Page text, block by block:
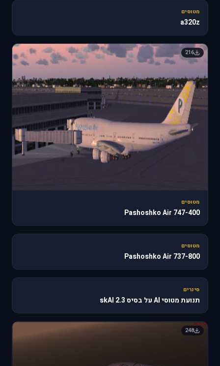
🔥 818
מטוסים
a320z
216
מטוסים
747-400 Pashoshko Air
187
מטוסים
737-800 Pashoshko Air
🔥 610
סינרים
תנועת מטוסי AI על בסיס skAI 2.3
248